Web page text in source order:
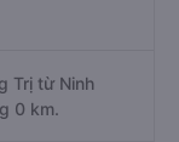
Trị từ Ninh
0 km.